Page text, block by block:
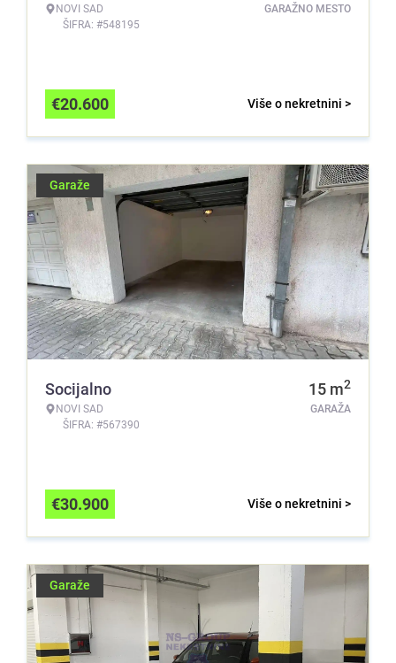
NOVI SAD
ŠIFRA: #548195
GARAŽNO MESTO
Više o nekretnini >
€20.600
Garaže
Socijalno
NOVI SAD
ŠIFRA: #567390
15 m2
GARAŽA
Više o nekretnini >
€30.900
Garaže